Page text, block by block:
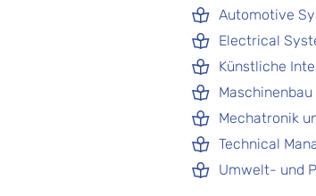
Automotive
Electrical
Künstliche
Maschinenbau
Mechatronik
Technical
Umwelt- und